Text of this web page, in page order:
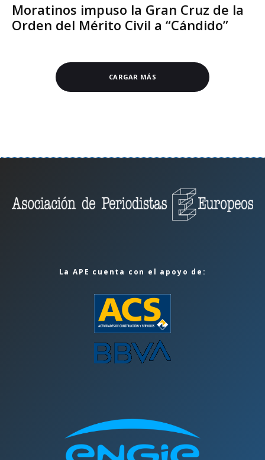
Moratinos impuso la Gran Cruz de la
Orden del Mérito Civil a “Cándido”
CARGAR MÁS
La APE cuenta con el apoyo de: